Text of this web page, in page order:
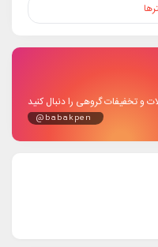
و تخفیفات گروهی را دنبال کنید
@babakpen